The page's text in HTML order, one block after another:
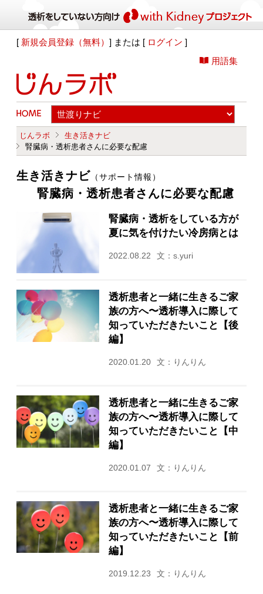
[ 新規会員登録（無料）] または [ ログイン ]
用語集
じんラボ
生き活きナビ
腎臓病・透析患者さんに必要な配慮
生き活きナビ （サポート情報）
腎臓病・透析患者さんに必要な配慮
腎臓病・透析をしている方が
夏に気を付けたい冷房病とは
2022.08.22 文：s.yuri
透析患者と一緒に生きるご家
族の方へ〜透析導入に際して
知っていただきたいこと【後
編】
2020.01.20 文：りんりん
透析患者と一緒に生きるご家
族の方へ〜透析導入に際して
知っていただきたいこと【中
編】
2020.01.07 文：りんりん
透析患者と一緒に生きるご家
族の方へ〜透析導入に際して
知っていただきたいこと【前
編】
2019.12.23 文：りんりん